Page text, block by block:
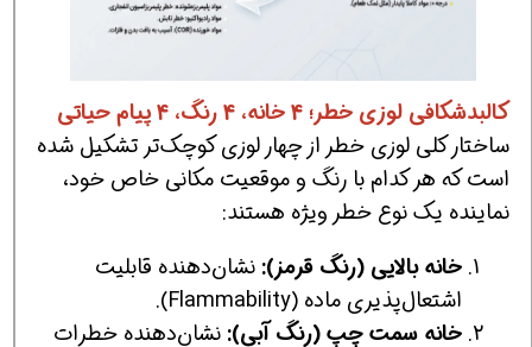
کالبدشکافی لوزی خطر؛ 4 خانه، 4 رنگ، 4 پیام حیاتی
ساختار کلی لوزی خطر از چهار لوزی کوچک‌تر تشکیل شده
است که هر کدام با رنگ و موقعیت مکانی خاص خود،
نماینده یک نوع خطر ویژه هستند:
خانه بالایی (رنگ قرمز): نشان‌دهنده قابلیت
اشتعال‌پذیری ماده (Flammability).
خانه سمت چپ (رنگ آبی): نشان‌دهنده خطرات